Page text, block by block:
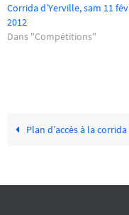
Corrida d’Yerville, sam 11 fév
2012
Dans "Compétitions"
Plan d’accès à la corrida